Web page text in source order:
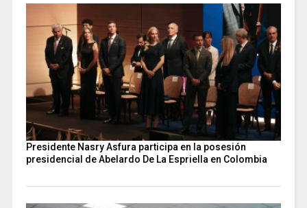
Presidente Nasry Asfura participa en la posesión
presidencial de Abelardo De La Espriella en Colombia